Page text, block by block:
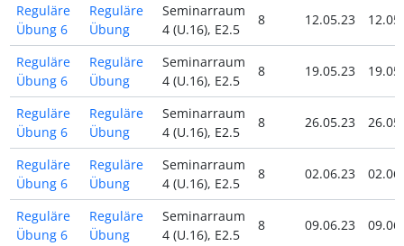
Reguläre
Übung 6
Reguläre
Übung
Seminarraum
4 (U.16), E2.5
8 12.05.23
Reguläre
Übung 6
Reguläre
Übung
Seminarraum
4 (U.16), E2.5
8 19.05.23
Reguläre
Übung 6
Reguläre
Übung
Seminarraum
4 (U.16), E2.5
8 26.05.23
Reguläre
Übung 6
Reguläre
Übung
Seminarraum
4 (U.16), E2.5
8 02.06.23
Reguläre
Übung 6
Reguläre
Übung
Seminarraum
4 (U.16), E2.5
8 09.06.23